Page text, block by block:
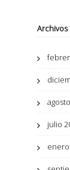
Archivos
julio
enero